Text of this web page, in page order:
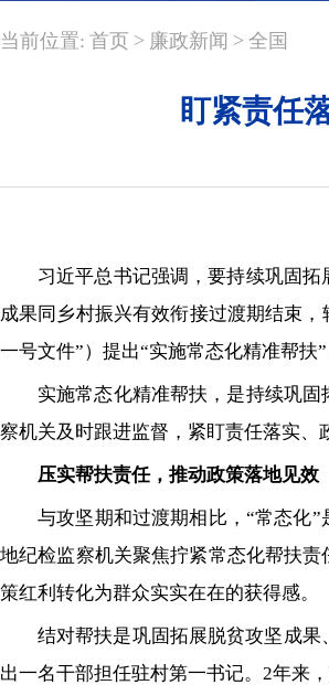
当前位置: 首页 > 廉政新闻 > 全国
盯紧责任
习近平总书记强调，要持续巩固
成果同乡村振兴有效衔接过渡期结束
一号文件”）提出“实施常态化精准帮扶
实施常态化精准帮扶，是持续巩
察机关及时跟进监督，紧盯责任落实
压实帮扶责任，推动政策落地见效
与攻坚期和过渡期相比，“常态化
地纪检监察机关聚焦拧紧常态化帮扶
策红利转化为群众实实在在的获得感。
结对帮扶是巩固拓展脱贫攻坚成
出一名干部担任驻村第一书记。2年来